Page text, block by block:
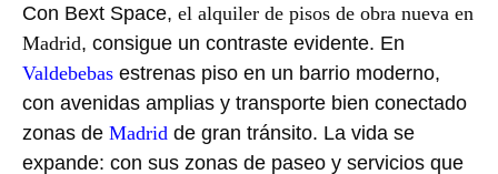
Con Bext Space, el alquiler de pisos de obra nueva en
Madrid, consigue un contraste evidente. En
Valdebebas estrenas piso en un barrio moderno,
con avenidas amplias y transporte bien conectado
zonas de Madrid de gran tránsito. La vida se
expande: con sus zonas de paseo y servicios que